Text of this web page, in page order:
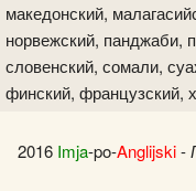
македонский,
норвежский, панджаби,
словенский, сомали,
финский, французский,
2016 Imja-po-Anglijski-